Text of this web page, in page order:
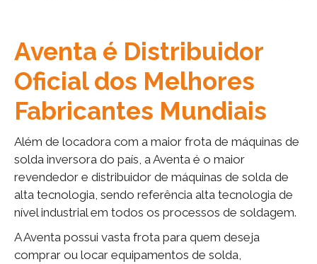
Aventa é Distribuidor
Oficial dos Melhores
Fabricantes Mundiais
Além de locadora com a maior frota de máquinas de
solda inversora do país, a Aventa é o maior
revendedor e distribuidor de máquinas de solda de
alta tecnologia, sendo referência alta tecnologia de
nível industrial em todos os processos de soldagem.
A Aventa possui vasta frota para quem deseja
comprar ou locar equipamentos de solda,